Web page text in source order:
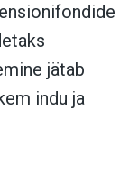
jätab
indu ja